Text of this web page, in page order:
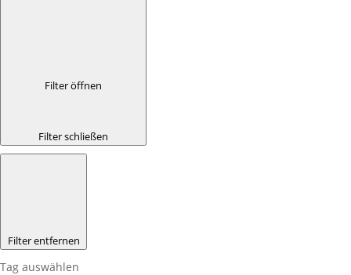
Filter öffnen
Filter schließen
Filter entfernen
Tag auswählen